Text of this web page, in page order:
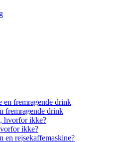
fremragende drink
ikke?